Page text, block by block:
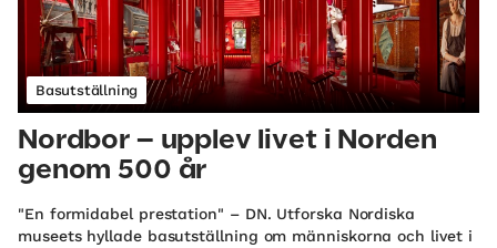
Basutställning
Nordbor – upplev livet i Norden
genom 500 år
"En formidabel prestation" – DN. Utforska Nordiska
museets hyllade basutställning om människorna och livet i